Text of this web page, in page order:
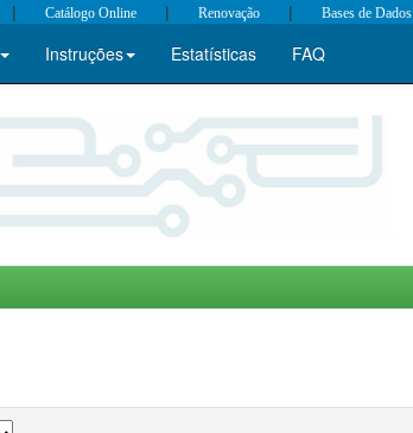
| Catálogo Online | Renovação | Bases de Dados
Instruções Estatísticas FAQ